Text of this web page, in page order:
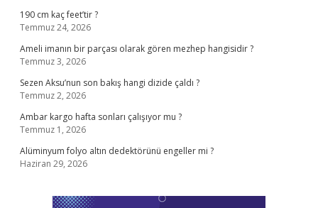
190 cm kaç feet’tir ?
Temmuz 24, 2026
Ameli imanın bir parçası olarak gören mezhep hangisidir ?
Temmuz 3, 2026
Sezen Aksu’nun son bakış hangi dizide çaldı ?
Temmuz 2, 2026
Ambar kargo hafta sonları çalışıyor mu ?
Temmuz 1, 2026
Alüminyum folyo altın dedektörünü engeller mi ?
Haziran 29, 2026